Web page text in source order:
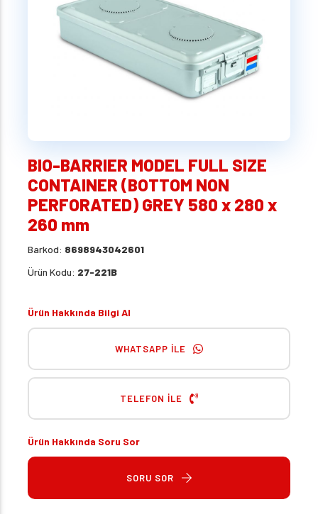
BIO-BARRIER MODEL FULL SIZE
CONTAINER (BOTTOM NON
PERFORATED) GREY 580 x 280 x
260 mm
Barkod: 8698943042601
Ürün Kodu: 27-221B
Ürün Hakkında Bilgi Al
WHATSAPP İLE
TELEFON İLE
Ürün Hakkında Soru Sor
SORU SOR